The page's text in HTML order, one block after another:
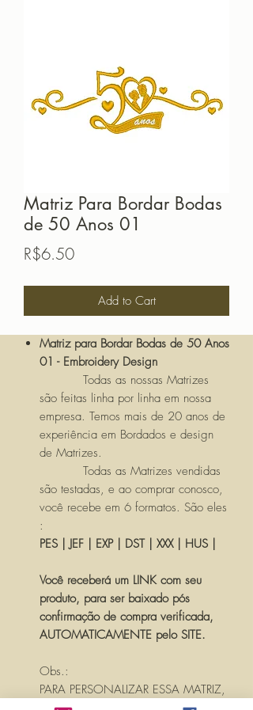
Matriz Para Bordar Bodas
de 50 Anos 01
R$6.50Price
Add to Cart
Matriz para Bordar Bodas de 50 Anos
01 - Embroidery Design
Todas as nossas Matrizes
são feitas linha por linha em nossa
empresa. Temos mais de 20 anos de
experiência em Bordados e design
de Matrizes.
Todas as Matrizes vendidas
são testadas, e ao comprar conosco,
você recebe em 6 formatos. São eles
:
PES | JEF | EXP | DST | XXX | HUS |
Você receberá um LINK com seu
produto, para ser baixado pós
confirmação de compra verificada,
AUTOMATICAMENTE pelo SITE.
Obs.:
PARA PERSONALIZAR ESSA MATRIZ,